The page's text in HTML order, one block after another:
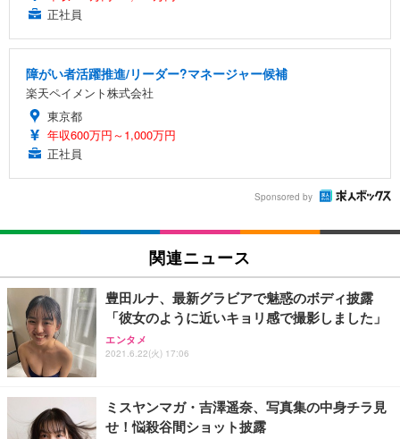
正社員
障がい者活躍推進/リーダー?マネージャー候補
楽天ペイメント株式会社
東京都
年収600万円～1,000万円
正社員
Sponsored by
関連ニュース
豊田ルナ、最新グラビアで魅惑のボディ披露
「彼女のように近いキョリ感で撮影しました」
エンタメ
2021.6.22(火) 17:06
ミスヤンマガ・吉澤遥奈、写真集の中身チラ見
せ！悩殺谷間ショット披露